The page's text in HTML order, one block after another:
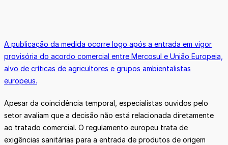
A publicação da medida ocorre logo após a entrada em vigor
provisória do acordo comercial entre Mercosul e União Europeia,
alvo de críticas de agricultores e grupos ambientalistas
europeus.
Apesar da coincidência temporal, especialistas ouvidos pelo
setor avaliam que a decisão não está relacionada diretamente
ao tratado comercial. O regulamento europeu trata de
exigências sanitárias para a entrada de produtos de origem